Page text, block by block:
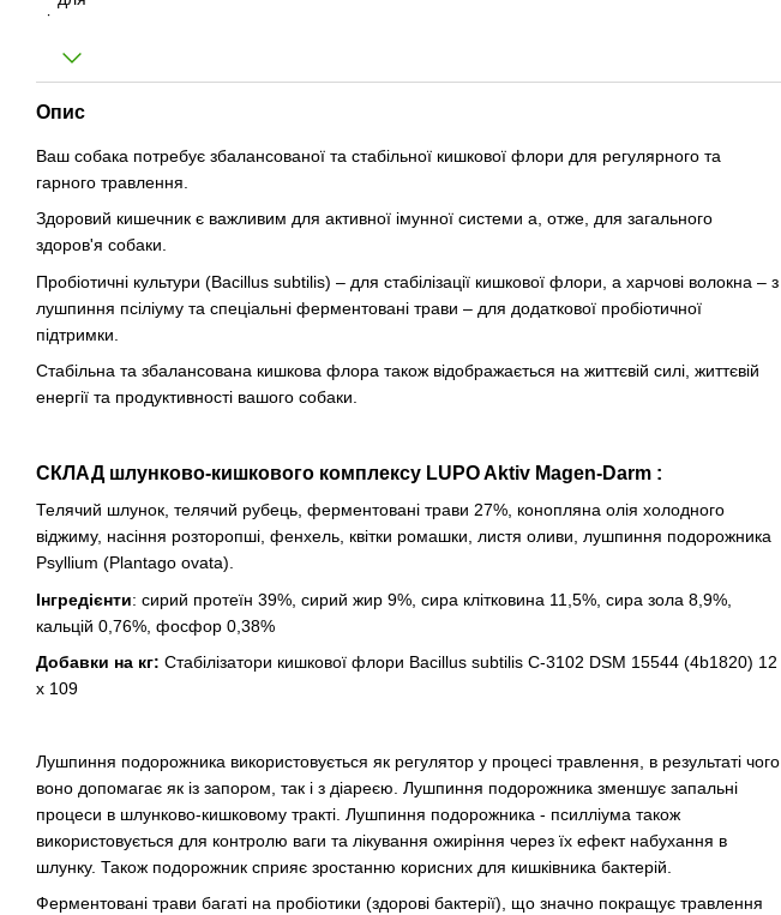
Опис
Ваш собака потребує збалансованої та стабільної кишкової флори для регулярного та
гарного травлення.
Здоровий кишечник є важливим для активної імунної системи а, отже, для загального
здоров'я собаки.
Пробіотичні культури (Bacillus subtilis) – для стабілізації кишкової флори, а харчові волокна – з
лушпиння псіліуму та спеціальні ферментовані трави – для додаткової пробіотичної
підтримки.
Стабільна та збалансована кишкова флора також відображається на життєвій силі, життєвій
енергії та продуктивності вашого собаки.
СКЛАД шлунково-кишкового комплексу LUPO Aktiv Magen-Darm :
Телячий шлунок, телячий рубець, ферментовані трави 27%, конопляна олія холодного
віджиму, насіння розторопші, фенхель, квітки ромашки, листя оливи, лушпиння подорожника
Psyllium (Plantago ovata).
Інгредієнти: сирий протеїн 39%, сирий жир 9%, сира клітковина 11,5%, сира зола 8,9%,
кальцій 0,76%, фосфор 0,38%
Добавки на кг: Стабілізатори кишкової флори Bacillus subtilis C-3102 DSM 15544 (4b1820) 12
x 109
Лушпиння подорожника використовується як регулятор у процесі травлення, в результаті чого
воно допомагає як із запором, так і з діареєю. Лушпиння подорожника зменшує запальні
процеси в шлунково-кишковому тракті. Лушпиння подорожника - псилліума також
використовується для контролю ваги та лікування ожиріння через їх ефект набухання в
шлунку. Також подорожник сприяє зростанню корисних для кишківника бактерій.
Ферментовані трави багаті на пробіотики (здорові бактерії), що значно покращує травлення